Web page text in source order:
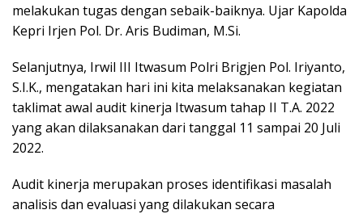
melakukan tugas dengan sebaik-baiknya. Ujar Kapolda
Kepri Irjen Pol. Dr. Aris Budiman, M.Si.
Selanjutnya, Irwil III Itwasum Polri Brigjen Pol. Iriyanto,
S.I.K., mengatakan hari ini kita melaksanakan kegiatan
taklimat awal audit kinerja Itwasum tahap II T.A. 2022
yang akan dilaksanakan dari tanggal 11 sampai 20 Juli
2022.
Audit kinerja merupakan proses identifikasi masalah
analisis dan evaluasi yang dilakukan secara